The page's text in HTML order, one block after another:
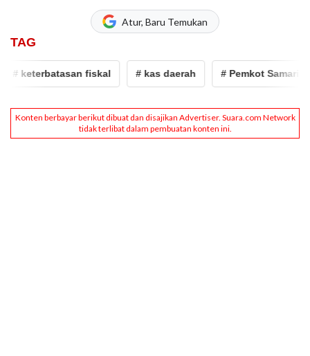
Atur, Baru Temukan
TAG
# keterbatasan fiskal # kas daerah # Pemkot Samarinda